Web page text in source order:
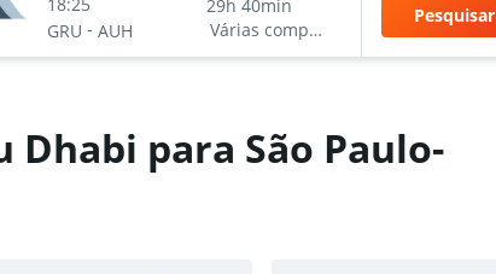
GRU - AUH
29h 40min
Várias companhias aéreas
Pesquisar
para São Paulo-